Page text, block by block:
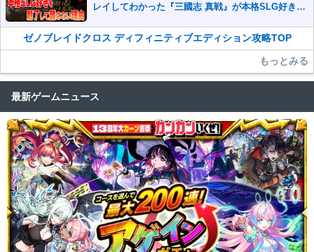
レイしてわかった『三國志 真戦』が本格SLG好きを
ゼノブレイドクロス ディフィニティブエディション攻略TOP
もっとみる
最新ゲームニュース